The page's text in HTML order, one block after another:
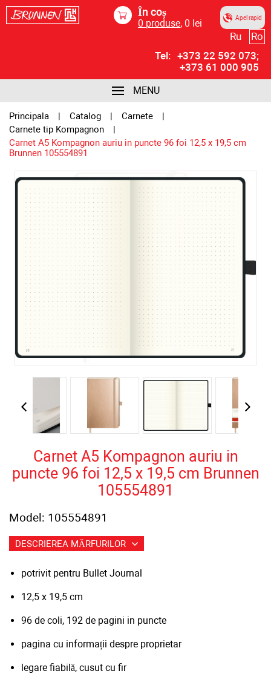
În coș
0 produse, 0 lei Apel rapid
Ru
Ro
Tel: +373 22 592 073;
+373 61 000 905
MENU
Principala Catalog
Carnete
Carnete tip Kompagnon
Carnet A5 Kompagnon auriu in puncte 96 foi 12,5 х 19,5 cm
Brunnen 105554891
Carnet A5 Kompagnon auriu in
puncte 96 foi 12,5 х 19,5 cm Brunnen
105554891
Model: 105554891
DESCRIEREA MĂRFURILOR
potrivit pentru Bullet Journal
12,5 х 19,5 cm
96 de coli, 192 de pagini in puncte
pagina cu informații despre proprietar
legare fiabilă, cusut cu fir